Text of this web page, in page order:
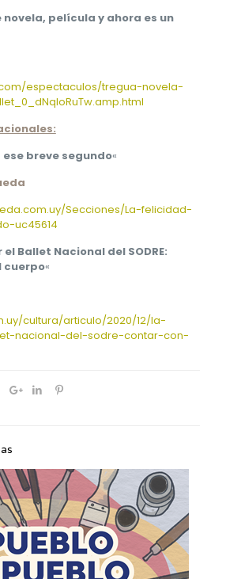
película y ahora es un
espectaculos/tregua-novela-
breve segundo«
Secciones/La-felicidad-
uc45614
Ballet Nacional del SODRE:
cuerpo«
cultura/articulo/2020/12/la-
nacional-del-sodre-contar-con-